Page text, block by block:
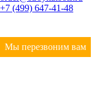
+7 (499) 647-41-48
Мы перезвоним вам